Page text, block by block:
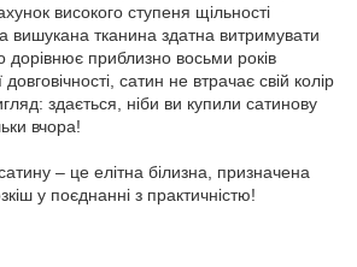
високого ступеня щільності
вишукана тканина здатна витримувати
приблизно восьми років
довговічності, сатин не втрачає свій колір
здається, ніби ви купили сатинову
вчора!
– це елітна білизна, призначена
у поєднанні з практичністю!